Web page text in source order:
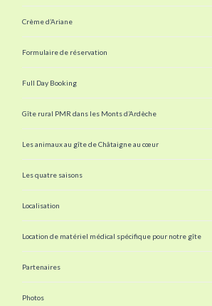
Crème d’Ariane
Formulaire de réservation
Full Day Booking
Gîte rural PMR dans les Monts d’Ardèche
Les animaux au gîte de Châtaigne au cœur
Les quatre saisons
Localisation
Location de matériel médical spécifique pour notre gîte
Partenaires
Photos